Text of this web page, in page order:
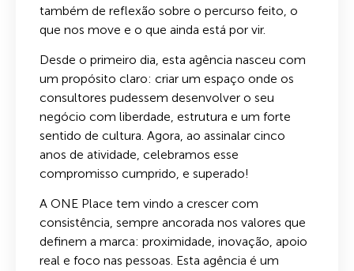
também de reflexão sobre o percurso feito, o
que nos move e o que ainda está por vir.
Desde o primeiro dia, esta agência nasceu com
um propósito claro: criar um espaço onde os
consultores pudessem desenvolver o seu
negócio com liberdade, estrutura e um forte
sentido de cultura. Agora, ao assinalar cinco
anos de atividade, celebramos esse
compromisso cumprido, e superado!
A ONE Place tem vindo a crescer com
consistência, sempre ancorada nos valores que
definem a marca: proximidade, inovação, apoio
real e foco nas pessoas. Esta agência é um